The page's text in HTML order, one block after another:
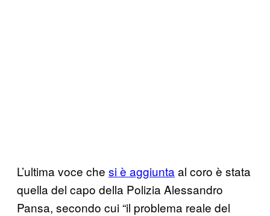
L’ultima voce che si è aggiunta al coro è stata
quella del capo della Polizia Alessandro
Pansa, secondo cui “il problema reale del